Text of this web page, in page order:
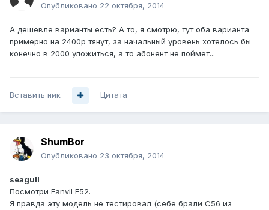
Опубликовано 22 октября, 2014
А дешевле варианты есть? А то, я смотрю, тут оба варианта
примерно на 2400р тянут, за начальный уровень хотелось бы
конечно в 2000 уложиться, а то абонент не поймет...
Вставить ник Цитата
ShumBor
Опубликовано 23 октября, 2014
seagull
Посмотри Fanvil F52.
Я правда эту модель не тестировал (себе брали C56 из